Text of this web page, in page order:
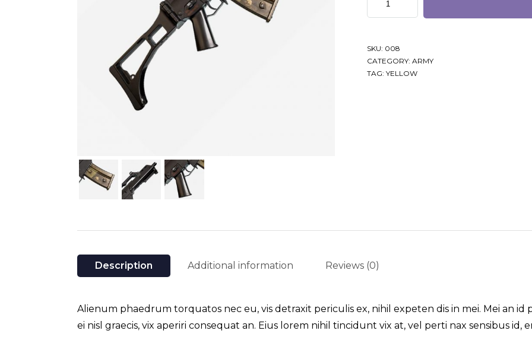
SKU: 008
CATEGORY: ARMY
TAG: YELLOW
Description Additional information Reviews (0)
Alienum phaedrum torquatos nec eu, vis detraxit periculis ex, nihil expeten dis in mei. Mei an id
ei nisl graecis, vix aperiri consequat an. Eius lorem nihil tincidunt vix at, vel perti nax sensibus id,